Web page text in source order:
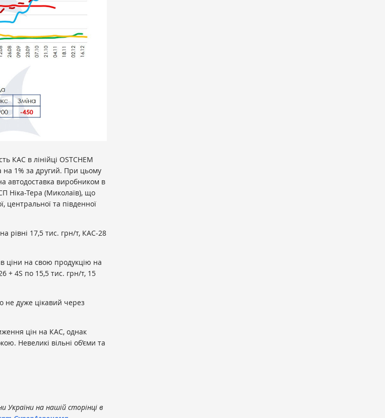
КАС в лінійці OSTCHEM
1% за другий. При цьому
автодоставка виробником в
Ніка-Тера (Миколаїв), що
центральної та південної
рівні 17,5 тис. грн/т, КАС-28
ціни на свою продукцію на
+ 4S по 15,5 тис. грн/т, 15
не дуже цікавий через
цін на КАС, однак
Невеликі вільні об’єми та
України на нашій сторінці в